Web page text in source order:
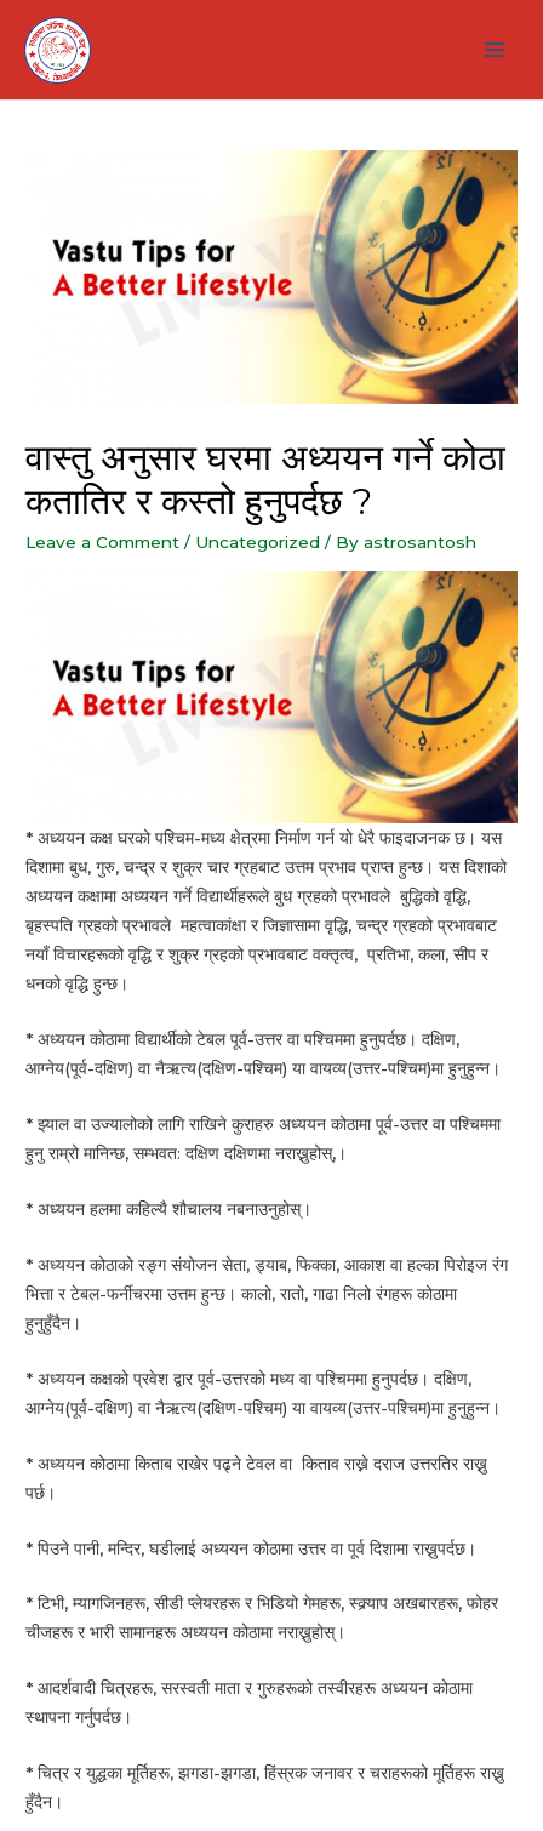
content
वास्तु अनुसार घरमा अध्ययन गर्ने कोठा
कतातिर र कस्तो हुनुपर्दछ ?
Leave a Comment / Uncategorized / Byastrosantosh
* अध्ययन कक्ष घरको पश्चिम-मध्य क्षेत्रमा निर्माण गर्न यो धेरै फाइदाजनक छ। यस
दिशामा बुध, गुरु, चन्द्र र शुक्र चार ग्रहबाट उत्तम प्रभाव प्राप्त हुन्छ। यस दिशाको
अध्ययन कक्षामा अध्ययन गर्ने विद्यार्थीहरूले बुध ग्रहको प्रभावले बुद्धिको वृद्धि,
बृहस्पति ग्रहको प्रभावले महत्वाकांक्षा र जिज्ञासामा वृद्धि, चन्द्र ग्रहको प्रभावबाट
नयाँ विचारहरूको वृद्धि र शुक्र ग्रहको प्रभावबाट वक्तृत्व, प्रतिभा, कला, सीप र
धनको वृद्धि हुन्छ।
* अध्ययन कोठामा विद्यार्थीको टेबल पूर्व-उत्तर वा पश्चिममा हुनुपर्दछ। दक्षिण,
आग्नेय(पूर्व-दक्षिण) वा नैऋत्य(दक्षिण-पश्चिम) या वायव्य(उत्तर-पश्चिम)मा हुनुहुन्न।
* झ्याल वा उज्यालोको लागि राखिने कुराहरु अध्ययन कोठामा पूर्व-उत्तर वा पश्चिममा
हुनु राम्रो मानिन्छ, सम्भवत: दक्षिण दक्षिणमा नराख्नुहोस्,।
* अध्ययन हलमा कहिल्यै शौचालय नबनाउनुहोस्।
* अध्ययन कोठाको रङ्ग संयोजन सेता, ड्याब, फिक्का, आकाश वा हल्का पिरोइज रंग
भित्ता र टेबल-फर्नीचरमा उत्तम हुन्छ। कालो, रातो, गाढा निलो रंगहरू कोठामा
हुनुहुँदैन।
* अध्ययन कक्षको प्रवेश द्वार पूर्व-उत्तरको मध्य वा पश्चिममा हुनुपर्दछ। दक्षिण,
आग्नेय(पूर्व-दक्षिण) वा नैऋत्य(दक्षिण-पश्चिम) या वायव्य(उत्तर-पश्चिम)मा हुनुहुन्न।
* अध्ययन कोठामा किताब राखेर पढ्ने टेवल वा किताव राख्ने दराज उत्तरतिर राख्नु
पर्छ।
* पिउने पानी, मन्दिर, घडीलाई अध्ययन कोठामा उत्तर वा पूर्व दिशामा राख्नुपर्दछ।
* टिभी, म्यागजिनहरू, सीडी प्लेयरहरू र भिडियो गेमहरू, स्क्र्याप अखबारहरू, फोहर
चीजहरू र भारी सामानहरू अध्ययन कोठामा नराख्नुहोस्।
* आदर्शवादी चित्रहरू, सरस्वती माता र गुरुहरूको तस्वीरहरू अध्ययन कोठामा
स्थापना गर्नुपर्दछ।
* चित्र र युद्धका मूर्तिहरू, झगडा-झगडा, हिंस्रक जनावर र चराहरूको मूर्तिहरू राख्नु
हुँदैन।